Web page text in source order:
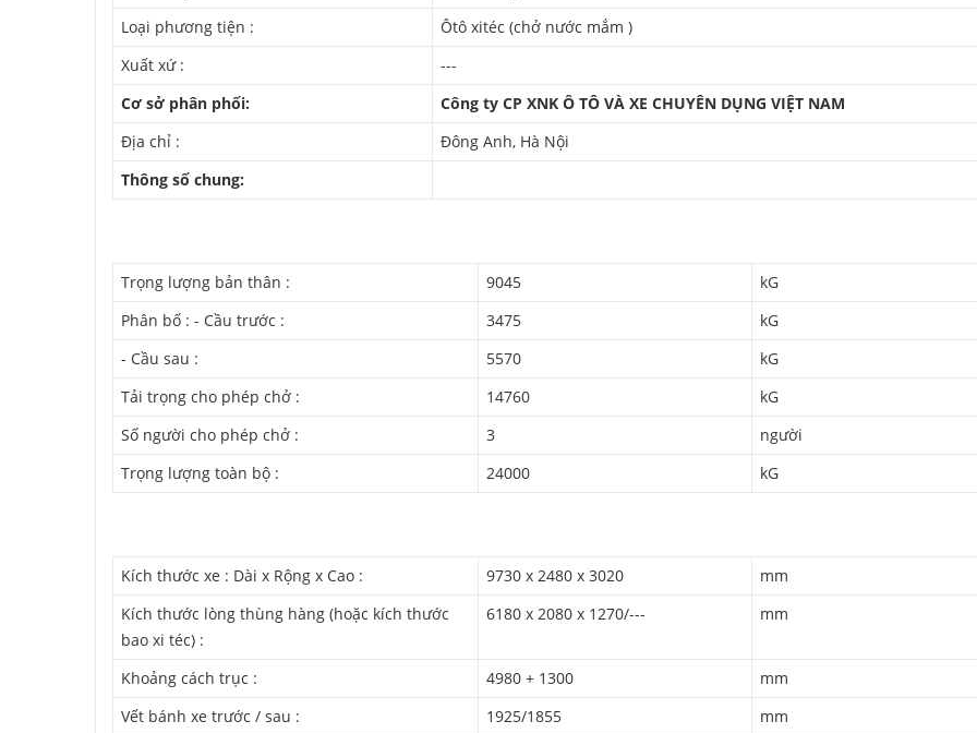
Loại phương tiện :
Ôtô xitéc (chở nước mắm )
Xuất xứ :
---
Cơ sở phân phối:
Công ty CP XNK Ô TÔ VÀ XE CHUYÊN DỤNG VIỆT NAM
Địa chỉ :
Đông Anh, Hà Nội
Thông số chung:
Trọng lượng bản thân : 9045
kG
Phân bố : - Cầu trước :
3475
kG
- Cầu sau :
5570
kG
Tải trọng cho phép chở :
14760
kG
Số người cho phép chở :
3
người
Trọng lượng toàn bộ :
24000 kG
Kích thước xe : Dài x Rộng x Cao : 9730 x 2480 x 3020
mm
Kích thước lòng thùng hàng (hoặc kích thước
bao xi téc) :
6180 x 2080 x 1270/--- mm
Khoảng cách trục : 4980 + 1300
mm
Vết bánh xe trước / sau :
1925/1855
mm